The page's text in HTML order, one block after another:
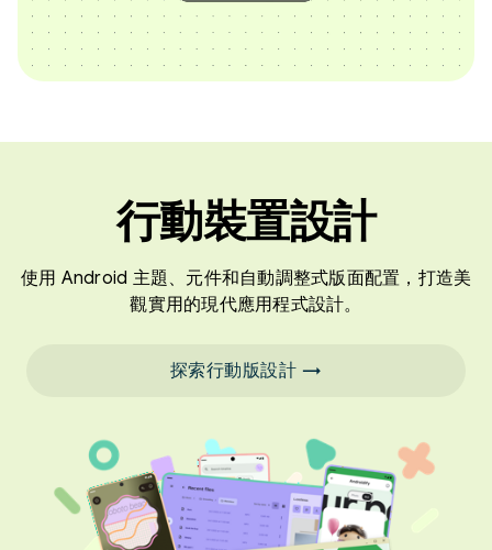
行動裝置設計
使用 Android 主題、元件和自動調整式版面配置，打造美
觀實用的現代應用程式設計。
探索行動版設計 →